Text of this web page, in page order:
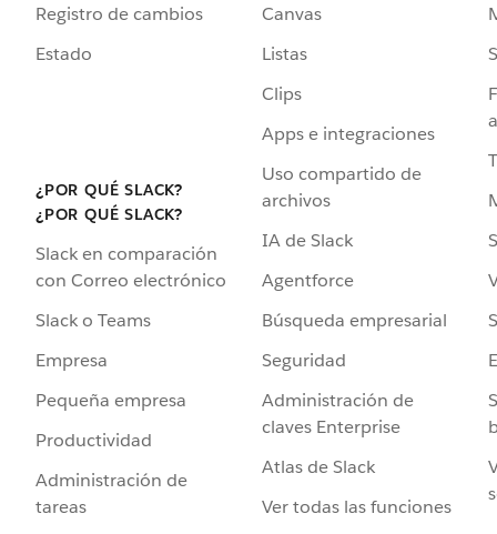
Registro de cambios
Estado
¿POR QUÉ SLACK?
¿POR QUÉ SLACK?
Slack en comparación
con Correo electrónico
Slack o Teams
Empresa
Pequeña empresa
Productividad
Administración de
tareas
Canvas
Listas
Clips
Apps e integraciones
Uso compartido de
archivos
IA de Slack
Agentforce
Búsqueda empresarial
Seguridad
Administración de
claves Enterprise
Atlas de Slack
Ver todas las funciones